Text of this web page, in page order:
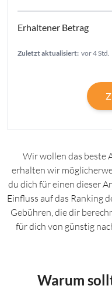
Zuletzt aktualisiert: vor 4 Std.
Wir wollen das beste
erhalten wir
du dich für einen dieser
Einfluss auf das Ranking
Gebühren, die dir
für dich von günstig
Warum